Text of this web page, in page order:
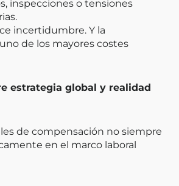
inspecciones o tensiones
incertidumbre. Y la
de los mayores costes
estrategia global y realidad
de compensación no siempre
en el marco laboral